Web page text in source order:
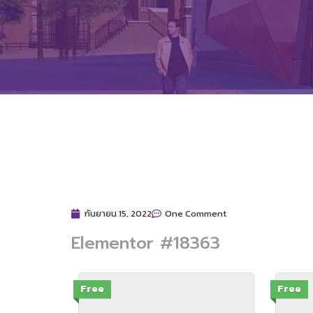
กันยายน 15, 2022 One Comment
Elementor #18363
Free Free